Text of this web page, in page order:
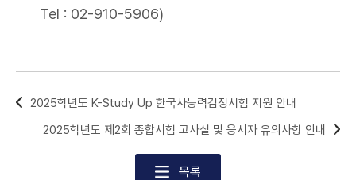
Tel : 02-910-5906)
2025학년도 K-Study Up 한국사능력검정시험 지원 안내
목록
2025학년도 제2회 종합시험 고사실 및 응시자 유의사항 안내